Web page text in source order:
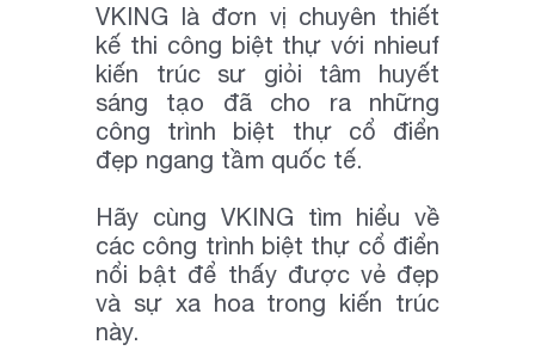
VKING là đơn vị chuyên thiết
kế thi công biệt thự với nhieuf
kiến trúc sư giỏi tâm huyết
sáng tạo đã cho ra những
công trình biệt thự cổ điển
đẹp ngang tầm quốc tế.
Hãy cùng VKING tìm hiểu về
các công trình biệt thự cổ điển
nổi bật để thấy được vẻ đẹp
và sự xa hoa trong kiến trúc
này.